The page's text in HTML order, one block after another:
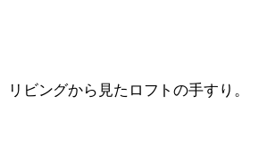
リビングから見たロフトの手すり。